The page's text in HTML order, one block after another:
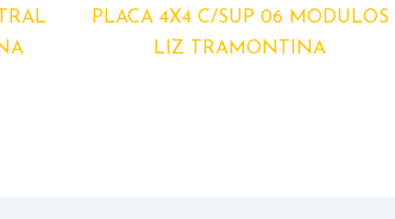
PLACA 4X4 C/SUP 06 MODULOS
LIZ TRAMONTINA